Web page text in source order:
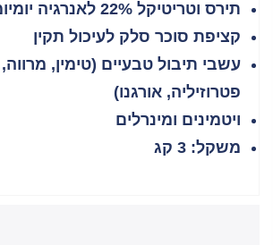
תירס וטריטיקל 22% לאנרגיה יומיומית
קציפת סוכר סלק לעיכול תקין
עשבי תיבול טבעיים (טימין, מרווה,
פטרוזיליה, אורגנו)
ויטמינים ומינרלים
משקל: 3 קג